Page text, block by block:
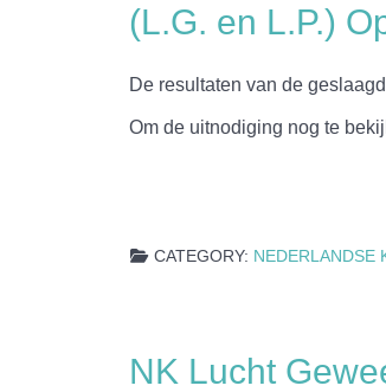
(L.G. en L.P.)
De resultaten van de
Om de uitnodiging nog te
CATEGORY: NEDERLANDSE
NK Lucht